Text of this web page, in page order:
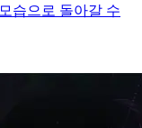
습으로 돌아갈 수